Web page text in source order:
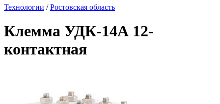
Технологии / Ростовская область
Клемма УДК-14А 12-
контактная